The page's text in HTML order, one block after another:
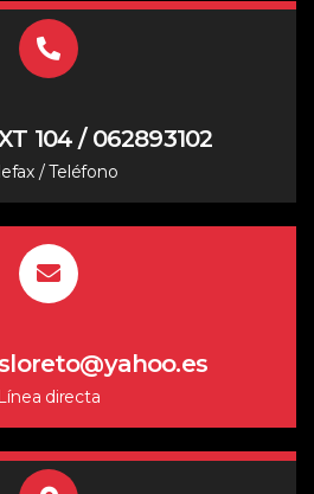
104 / 062893102
/ Teléfono
Línea directa